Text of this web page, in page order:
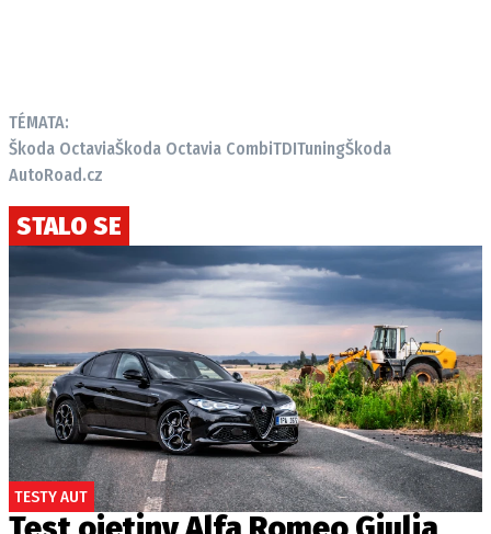
TÉMATA:
Škoda OctaviaŠkoda Octavia CombiTDITuningŠkoda
AutoRoad.cz
STALO SE
TESTY AUT